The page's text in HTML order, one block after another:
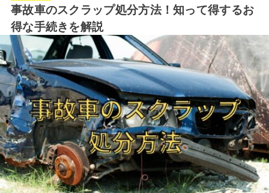
事故車のスクラップ処分方法！知って得するお
得な手続きを解説